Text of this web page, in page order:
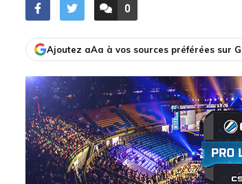
ACCÉDER AUX
0
COMMENTAIRES
Ajoutez aAa à vos sources préférées sur